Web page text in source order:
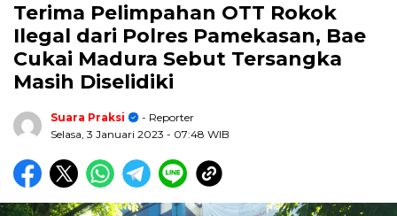
Terima Pelimpahan OTT Rokok
Ilegal dari Polres Pamekasan, Bae
Cukai Madura Sebut Tersangka
Masih Diselidiki
Suara Praksi
- Reporter
Selasa, 3 Januari 2023 - 07:48 WIB